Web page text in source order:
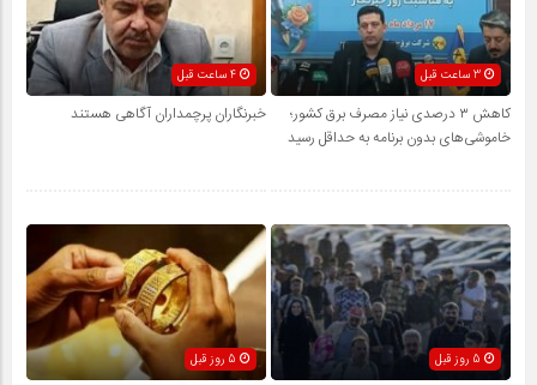
3 ساعت قبل
کاهش ۳ درصدی نیاز مصرف برق کشور؛
خاموشی‌های بدون برنامه به حداقل رسید
خبرنگاران پرچمداران آگاهی هستند